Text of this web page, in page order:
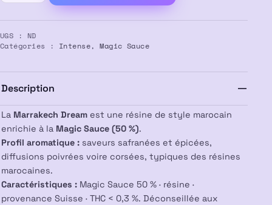
MARRAKECH
DREAM
MAGIC
MS
UGS : ND
Catégories : Intense,Magic Sauce
Description
La Marrakech Dream est une résine de style marocain
enrichie à la Magic Sauce (50 %).
Profil aromatique : saveurs safranées et épicées,
diffusions poivrées voire corsées, typiques des résines
marocaines.
Caractéristiques : Magic Sauce 50 % · résine ·
provenance Suisse · THC < 0,3 %. Déconseillée aux